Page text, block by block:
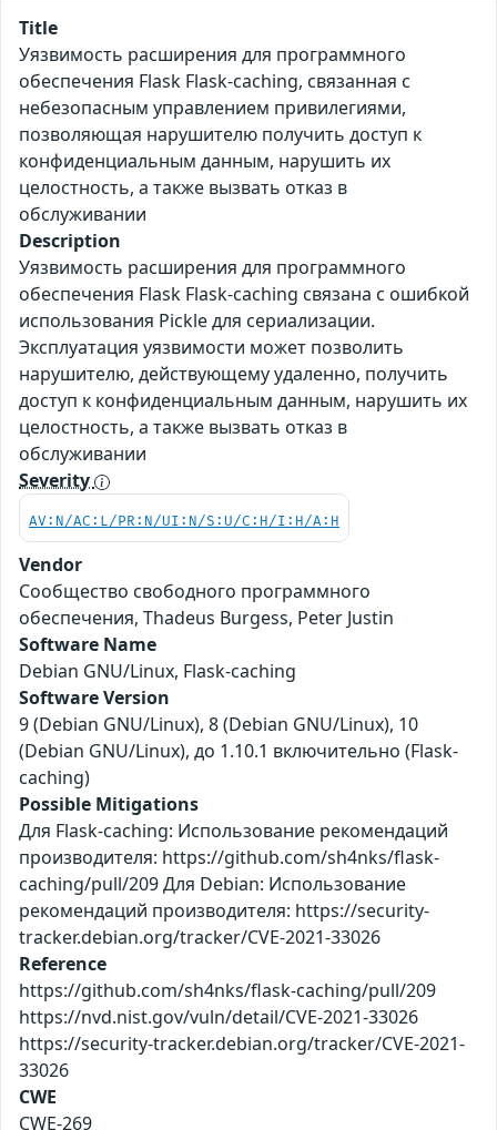
Title
Уязвимость расширения для программного
обеспечения Flask Flask-caching, связанная с
небезопасным управлением привилегиями,
позволяющая нарушителю получить доступ к
конфиденциальным данным, нарушить их
целостность, а также вызвать отказ в
обслуживании
Description
Уязвимость расширения для программного
обеспечения Flask Flask-caching связана с ошибкой
использования Pickle для сериализации.
Эксплуатация уязвимости может позволить
нарушителю, действующему удаленно, получить
доступ к конфиденциальным данным, нарушить их
целостность, а также вызвать отказ в
обслуживании
Severity
AV:N/AC:L/PR:N/UI:N/S:U/C:H/I:H/A:H
Vendor
Сообщество свободного программного
обеспечения, Thadeus Burgess, Peter Justin
Software Name
Debian GNU/Linux, Flask-caching
Software Version
9 (Debian GNU/Linux), 8 (Debian GNU/Linux), 10
(Debian GNU/Linux), до 1.10.1 включительно (Flask-
caching)
Possible Mitigations
Для Flask-caching: Использование рекомендаций
производителя: https://github.com/sh4nks/flask-
caching/pull/209 Для Debian: Использование
рекомендаций производителя: https://security-
tracker.debian.org/tracker/CVE-2021-33026
Reference
https://github.com/sh4nks/flask-caching/pull/209
https://nvd.nist.gov/vuln/detail/CVE-2021-33026
https://security-tracker.debian.org/tracker/CVE-2021-
33026
CWE
CWE-269